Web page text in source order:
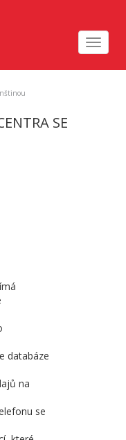
Toggle
SE
databáze
na
se